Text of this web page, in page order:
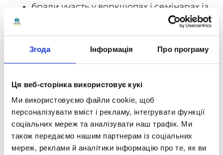
Згода Інформація Про програму
Ця веб-сторінка використовує кукі
Ми використовуємо файли cookie, щоб
персоналізувати вміст і рекламу, інтегрувати функції
соціальних мереж та аналізувати наш трафік. Ми
також передаємо нашим партнерам із соціальних
мереж, реклами й аналітики інформацію про те, як ви
брали участь у воркшопах і семінарах із
конкретними інструментами для
працювали над власними ідеями та
презентували їх на конкурсі бізнес-
Ключовою подією табору став конкурс, де
учасники продемонстрували свої креативні
бізнес-ідеї. Дивовижний рівень підготовки,
командна робота й інноваційність підкорили
журі.